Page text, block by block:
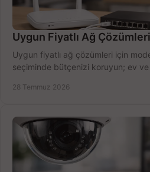
Uygun Fiyatlı Ağ
Uygun fiyatlı ağ çözümleri için
seçiminde bütçenizi koruyun; ev
28 Temmuz 2026